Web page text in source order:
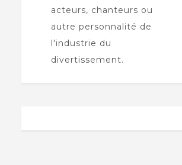
acteurs, chanteurs ou
autre personnalité de
l'industrie du
divertissement.